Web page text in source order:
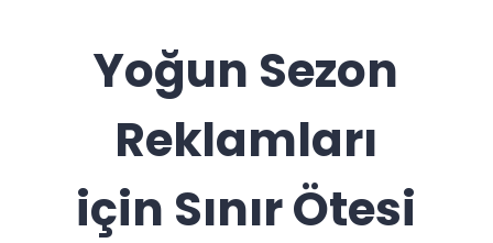
Yoğun Sezon
Reklamları
için Sınır Ötesi